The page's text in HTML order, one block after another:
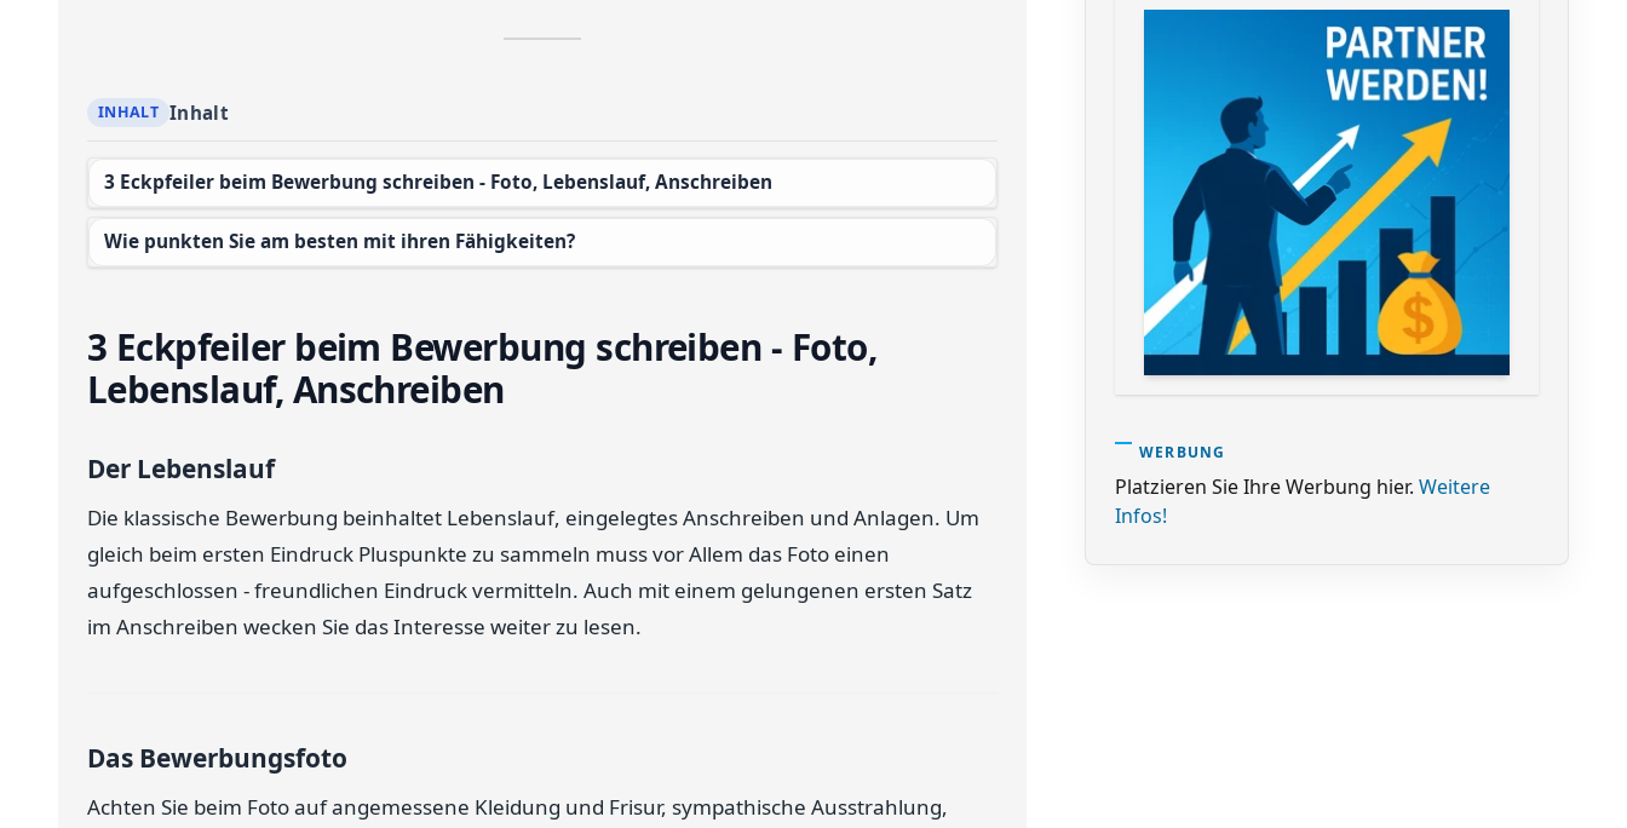
Inhalt
3 Eckpfeiler beim Bewerbung schreiben - Foto, Lebenslauf, Anschreiben
Wie punkten Sie am besten mit ihren Fähigkeiten?
3 Eckpfeiler beim Bewerbung schreiben - Foto,
Lebenslauf, Anschreiben
Der Lebenslauf
Die klassische Bewerbung beinhaltet Lebenslauf, eingelegtes Anschreiben und Anlagen. Um
gleich beim ersten Eindruck Pluspunkte zu sammeln muss vor Allem das Foto einen
aufgeschlossen - freundlichen Eindruck vermitteln. Auch mit einem gelungenen ersten Satz
im Anschreiben wecken Sie das Interesse weiter zu lesen.
Das Bewerbungsfoto
Achten Sie beim Foto auf angemessene Kleidung und Frisur, sympathische Ausstrahlung,
WERBUNG
Platzieren Sie Ihre Werbung hier. Weitere
Infos!